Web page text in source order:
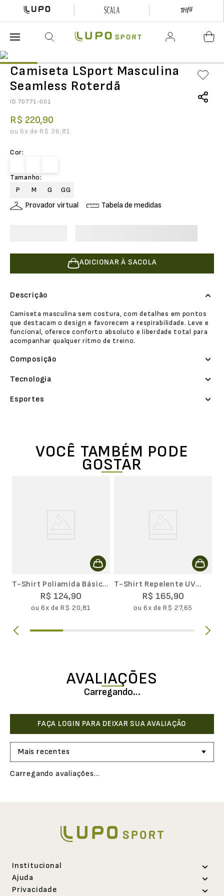
Camiseta LSport Masculina
Seamless Roterdã
ID 70771-001
R$ 220,90
ou 6x de R$ 36,81
Cor:
Tamanho:
P
M G GG
Provador virtual Tabela de medidas
ADICIONAR À SACOLA
Descrição
Camiseta masculina sem costura, com detalhes em pontos
que destacam o design e favorecem a respirabilidade. Leve e
funcional, oferece conforto absoluto e liberdade total para
acompanhar qualquer ritmo de treino.
Composição
Tecnologia
Esportes
VOCÊ TAMBÉM PODE
GOSTAR
T-Shirt Poliamida Básica
Masculina II
R$ 124,90
ou6x deR$ 20,81
T-Shirt Repelente UV
Masculina
R$ 165,90
ou6x deR$ 27,65
AVALIAÇÕES
Carregando…
Mais recentes
Carregando avaliações…
Institucional
Sobre a Lupo
Ajuda
Privacidade